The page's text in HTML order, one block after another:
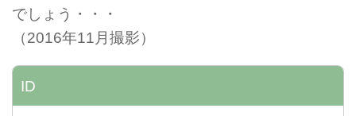
でしょう・・・
（2016年11月撮影）
ID